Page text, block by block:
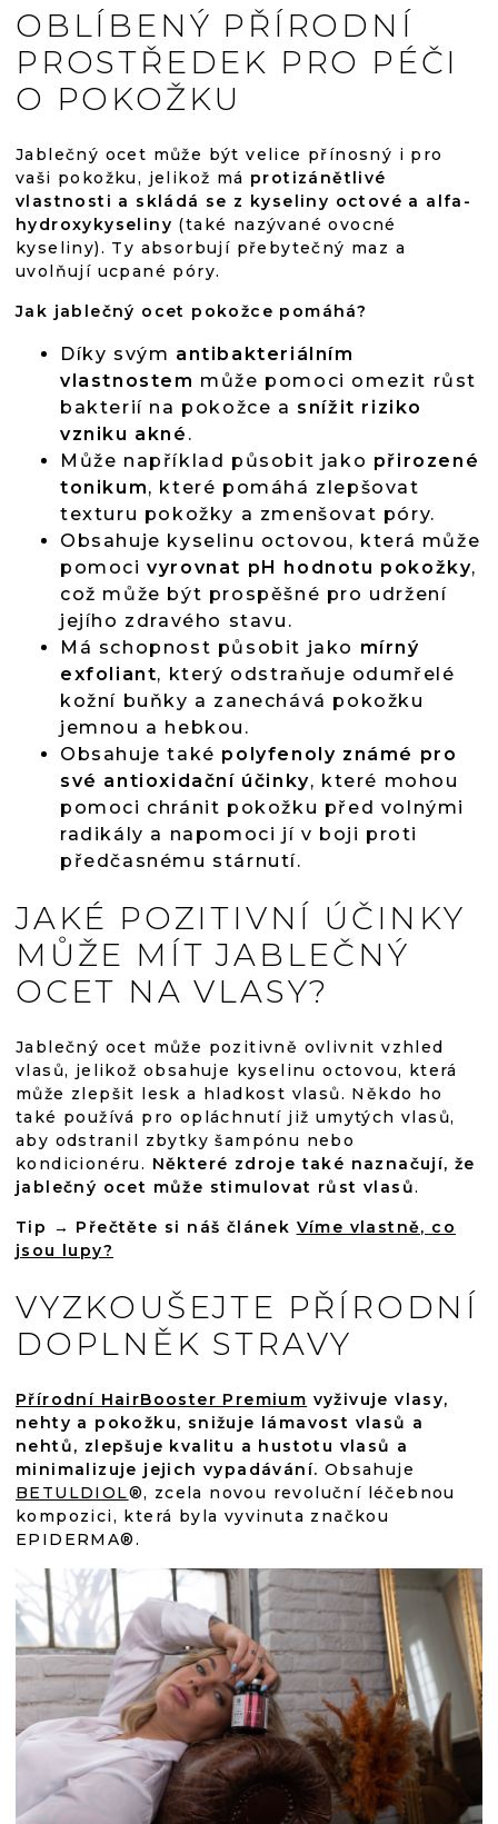
OBLÍBENÝ PŘÍRODNÍ
PROSTŘEDEK PRO PÉČI
O POKOŽKU
Jablečný ocet může být velice přínosný i pro
vaši pokožku, jelikož má protizánětlivé
vlastnosti a skládá se z kyseliny octové a alfa-
hydroxykyseliny (také nazývané ovocné
kyseliny). Ty absorbují přebytečný maz a
uvolňují ucpané póry.
Jak jablečný ocet pokožce pomáhá?
Díky svým antibakteriálním
vlastnostem může pomoci omezit růst
bakterií na pokožce a snížit riziko
vzniku akné .
Může například působit jako přirozené
tonikum, které pomáhá zlepšovat
texturu pokožky a zmenšovat póry.
Obsahuje kyselinu octovou, která může
pomocivyrovnat pH hodnotu pokožky,
což může být prospěšné pro udržení
jejího zdravého stavu.
Má schopnost působit jako mírný
exfoliant, který odstraňuje odumřelé
kožní buňky a zanechává pokožku
jemnou a hebkou.
Obsahuje také polyfenoly známé pro
své antioxidační účinky, které mohou
pomoci chránit pokožku před volnými
radikály a napomoci jí v boji proti
předčasnému stárnutí.
JAKÉ POZITIVNÍ ÚČINKY
MŮŽE MÍT JABLEČNÝ
OCET NA VLASY?
Jablečný ocet může pozitivně ovlivnit vzhled
vlasů, jelikož obsahuje kyselinu octovou, která
může zlepšit lesk a hladkost vlasů. Někdo ho
také používá pro opláchnutí již umytých vlasů,
aby odstranil zbytky šampónu nebo
kondicionéru. Některé zdroje také naznačují, že
jablečný ocet může stimulovat růst vlasů.
Tip → Přečtěte si náš článek Víme vlastně, co
jsou lupy?
VYZKOUŠEJTE PŘÍRODNÍ
DOPLNĚK STRAVY
Přírodní HairBooster Premium vyživuje vlasy,
nehty a pokožku, snižuje lámavost vlasů a
nehtů, zlepšuje kvalitu a hustotu vlasů a
minimalizuje jejich vypadávání. Obsahuje
BETULDIOL®, zcela novou revoluční léčebnou
kompozici, která byla vyvinuta značkou
EPIDERMA®.